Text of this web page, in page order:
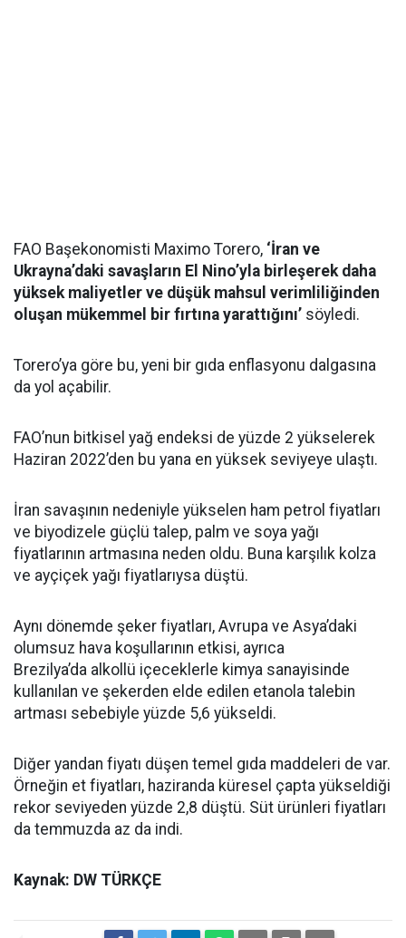
FAO Başekonomisti Maximo Torero, ‘İran ve
Ukrayna’daki savaşların El Nino’yla birleşerek daha
yüksek maliyetler ve düşük mahsul verimliliğinden
oluşan mükemmel bir fırtına yarattığını’ söyledi.
Torero’ya göre bu, yeni bir gıda enflasyonu dalgasına
da yol açabilir.
FAO’nun bitkisel yağ endeksi de yüzde 2 yükselerek
Haziran 2022’den bu yana en yüksek seviyeye ulaştı.
İran savaşının nedeniyle yükselen ham petrol fiyatları
ve biyodizele güçlü talep, palm ve soya yağı
fiyatlarının artmasına neden oldu. Buna karşılık kolza
ve ayçiçek yağı fiyatlarıysa düştü.
Aynı dönemde şeker fiyatları, Avrupa ve Asya’daki
olumsuz hava koşullarının etkisi, ayrıca
Brezilya’da alkollü içeceklerle kimya sanayisinde
kullanılan ve şekerden elde edilen etanola talebin
artması sebebiyle yüzde 5,6 yükseldi.
Diğer yandan fiyatı düşen temel gıda maddeleri de var.
Örneğin et fiyatları, haziranda küresel çapta yükseldiği
rekor seviyeden yüzde 2,8 düştü. Süt ürünleri fiyatları
da temmuzda az da indi.
Kaynak: DW TÜRKÇE